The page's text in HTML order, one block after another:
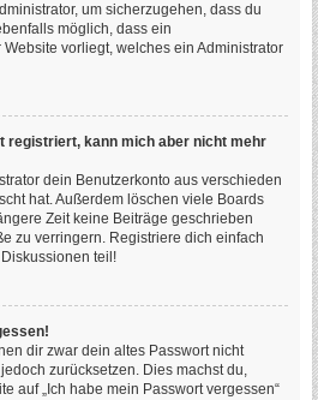
um sicherzugehen, dass du
möglich, dass ein
vorliegt, welches ein Administrator
registriert, kann mich aber nicht mehr
dein Benutzerkonto aus verschieden
hat. Außerdem löschen viele Boards
Zeit keine Beiträge geschrieben
zu verringern. Registriere dich einfach
teil!
dir zwar dein altes Passwort nicht
zurücksetzen. Dies machst du,
auf „Ich habe mein Passwort vergessen“